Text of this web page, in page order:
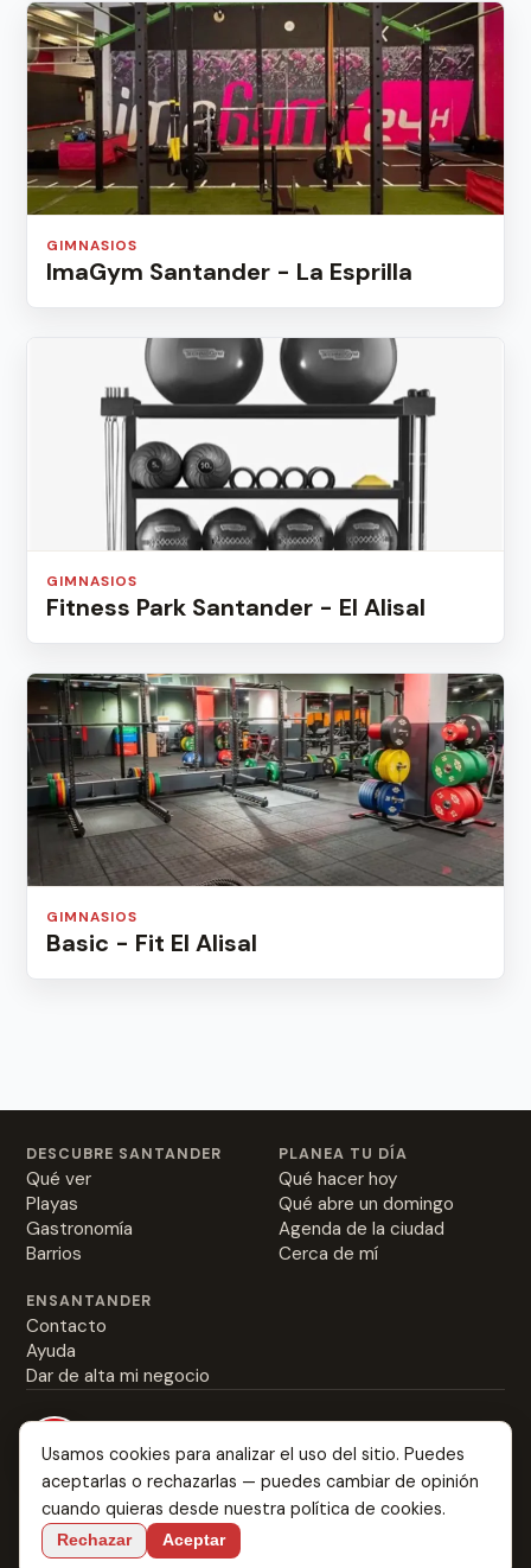
GIMNASIOS
ImaGym Santander - La Esprilla
GIMNASIOS
Fitness Park Santander - El Alisal
GIMNASIOS
Basic - Fit El Alisal
DESCUBRE SANTANDER
Qué ver
Playas
Gastronomía
Barrios
PLANEA TU DÍA
Qué hacer hoy
Qué abre un domingo
Agenda de la ciudad
Cerca de mí
ENSANTANDER
Contacto
Ayuda
Dar de alta mi negocio
Everything about Santander: from the best rabas to
where you might fall in love.
Language:
Usamos cookies para analizar el uso del sitio. Puedes
aceptarlas o rechazarlas — puedes cambiar de opinión
cuando quieras desde nuestra política de cookies.
Rechazar Aceptar